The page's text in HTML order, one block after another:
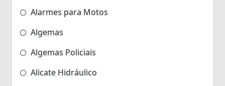
Alarmes para Motos
Algemas
Algemas Policiais
Alicate Hidráulico